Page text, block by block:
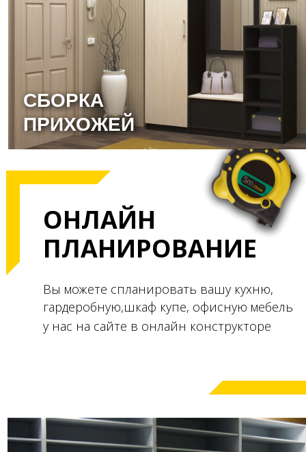
СБОРКА
ПРИХОЖЕЙ
гардеробную,шкаф купе, офисную мебель
у нас на сайте в онлайн конструкторе
Вы можете спланировать вашу кухню,
ОНЛАЙН
ПЛАНИРОВАНИЕ